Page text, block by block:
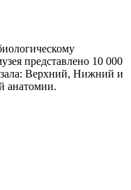
представлено 10 000
зала: Верхний, Нижний и
анатомии.